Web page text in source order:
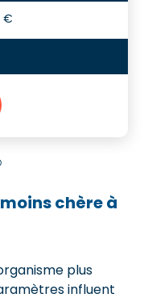
€
chère à
plus
influent